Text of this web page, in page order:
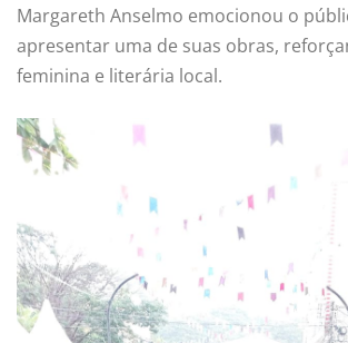
Margareth Anselmo emocionou o
apresentar uma de suas obras,
feminina e literária local.